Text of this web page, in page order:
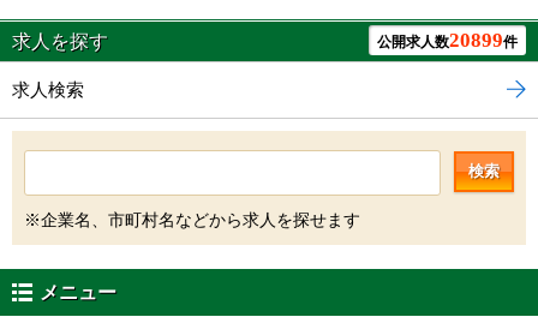
求人を探す 公開求人数20899件
求人検索
検索
※企業名、市町村名などから求人を探せます
メニュー